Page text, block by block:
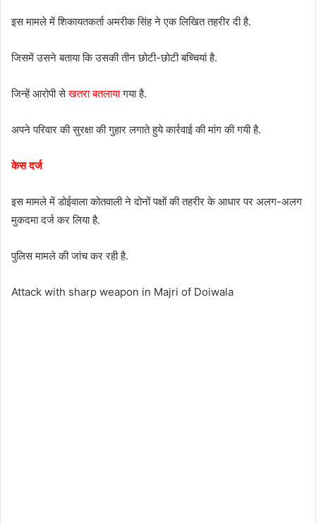
इस मामले में शिकायतकर्ता अमरीक सिंह ने एक लिखित तहरीर दी है.
जिसमें उसने बताया कि उसकी तीन छोटी-छोटी बच्चियां है.
जिन्हें आरोपी सेखतरा बतलायागया है.
अपने परिवार की सुरक्षा की गुहार लगाते हुये कार्रवाई की मांग की गयी है.
केस दर्ज
इस मामले में डोईवाला कोतवाली ने दोनों पक्षों की तहरीर के आधार पर अलग-अलग
मुकदमा दर्ज कर लिया है.
पुलिस मामले की जांच कर रही है.
Attack with sharp weapon in Majri of Doiwala